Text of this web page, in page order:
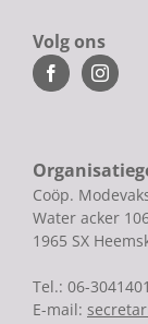
Volg ons
Coöp.
Water acker
1965 SX
Tel.: 06-
E-mail: